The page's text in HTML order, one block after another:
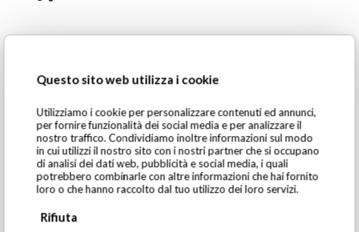
Questo sito web utilizza i cookie
Utilizziamo i cookie per personalizzare contenuti ed annunci,
per fornire funzionalità dei social media e per analizzare il
nostro traffico. Condividiamo inoltre informazioni sul modo
in cui utilizzi il nostro sito con i nostri partner che si occupano
di analisi dei dati web, pubblicità e social media, i quali
potrebbero combinarle con altre informazioni che hai fornito
loro o che hanno raccolto dal tuo utilizzo dei loro servizi.
Rifiuta